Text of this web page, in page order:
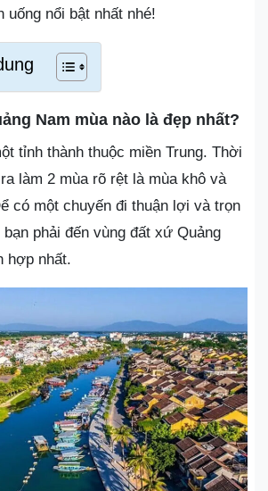
uống nổi bật nhất nhé!
Nam mùa nào là đẹp nhất?
tỉnh thành thuộc miền Trung. Thời
làm 2 mùa rõ rệt là mùa khô và
có một chuyến đi thuận lợi và trọn
phải đến vùng đất xứ Quảng
hợp nhất.